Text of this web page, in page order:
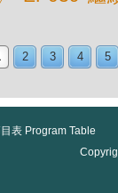
2 3 4 5
表 Program Table